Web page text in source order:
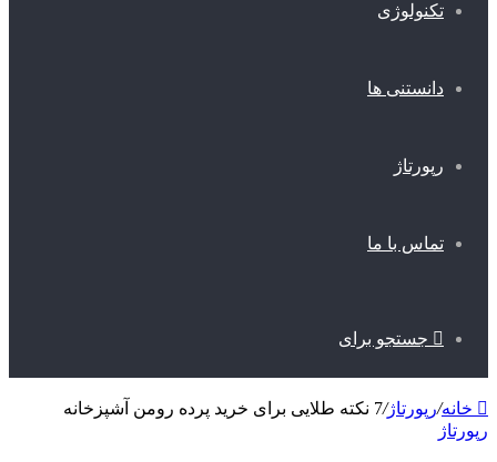
تکنولوژی
دانستنی ها
رپورتاژ
تماس با ما
جستجو برای
خانه/رپورتاژ/7 نکته طلایی برای خرید پرده رومن آشپزخانه
رپورتاژ